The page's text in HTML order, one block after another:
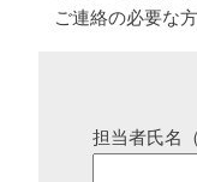
ご連絡の必要な
担当者氏名